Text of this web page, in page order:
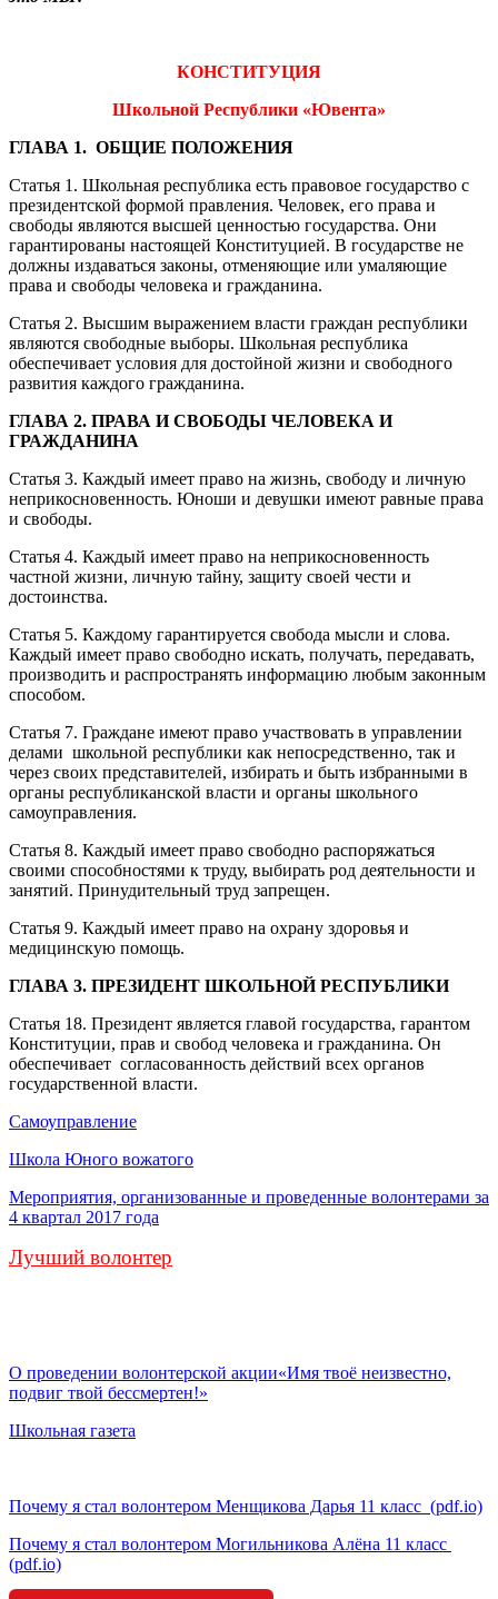
КОНСТИТУЦИЯ
Школьной Республики «Ювента»
ГЛАВА 1. ОБЩИЕ ПОЛОЖЕНИЯ
Статья 1. Школьная республика есть правовое государство с
президентской формой правления. Человек, его права и
свободы являются высшей ценностью государства. Они
гарантированы настоящей Конституцией. В государстве не
должны издаваться законы, отменяющие или умаляющие
права и свободы человека и гражданина.
Статья 2. Высшим выражением власти граждан республики
являются свободные выборы. Школьная республика
обеспечивает условия для достойной жизни и свободного
развития каждого гражданина.
ГЛАВА 2. ПРАВА И СВОБОДЫ ЧЕЛОВЕКА И
ГРАЖДАНИНА
Статья 3. Каждый имеет право на жизнь, свободу и личную
неприкосновенность. Юноши и девушки имеют равные права
и свободы.
Статья 4. Каждый имеет право на неприкосновенность
частной жизни, личную тайну, защиту своей чести и
достоинства.
Статья 5. Каждому гарантируется свобода мысли и слова.
Каждый имеет право свободно искать, получать, передавать,
производить и распространять информацию любым законным
способом.
Статья 7. Граждане имеют право участвовать в управлении
делами школьной республики как непосредственно, так и
через своих представителей, избирать и быть избранными в
органы республиканской власти и органы школьного
самоуправления.
Статья 8. Каждый имеет право свободно распоряжаться
своими способностями к труду, выбирать род деятельности и
занятий. Принудительный труд запрещен.
Статья 9. Каждый имеет право на охрану здоровья и
медицинскую помощь.
ГЛАВА 3. ПРЕЗИДЕНТ ШКОЛЬНОЙ РЕСПУБЛИКИ
Статья 18. Президент является главой государства, гарантом
Конституции, прав и свобод человека и гражданина. Он
обеспечивает согласованность действий всех органов
государственной власти.
Самоуправление
Школа Юного вожатого
Мероприятия, организованные и проведенные волонтерами за
4 квартал 2017 года
Лучший волонтер
О проведении волонтерской акции«Имя твоё неизвестно,
подвиг твой бессмертен!»
Школьная газета
Почему я стал волонтером Менщикова Дарья 11 класс (pdf.io)
Почему я стал волонтером Могильникова Алёна 11 класс
(pdf.io)